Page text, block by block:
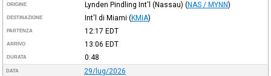
ORIGINE Lynden Pindling Int'l (Nassau) (NAS / MYNN)
DESTINAZIONE Int'l di Miami (KMIA)
PARTENZA 12:17 EDT
ARRIVO 13:06 EDT
DURATA 0:48
DATA 29/lug/2026